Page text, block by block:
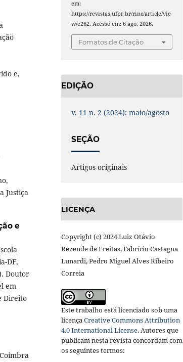
e,
Justiça
e
DF,
Doutor
em
Direito
em:
https://revistas.ufpr.br/rinc/article/vie
w/e262. Acesso em: 6 ago. 2026.
Fomatos de Citação
EDIÇÃO
v. 11 n. 2 (2024): maio/agosto
SEÇÃO
Artigos originais
LICENÇA
Copyright (c) 2024 Luiz Otávio
Rezende de Freitas, Fabrício Castagna
Lunardi, Pedro Miguel Alves Ribeiro
Correia
Este trabalho está licenciado sob uma
licençaCreative Commons Attribution
4.0 International License.Autores que
publicam nesta revista concordam com
os seguintes termos: